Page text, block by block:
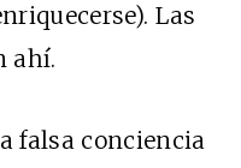
Las
ahí.
falsa conciencia